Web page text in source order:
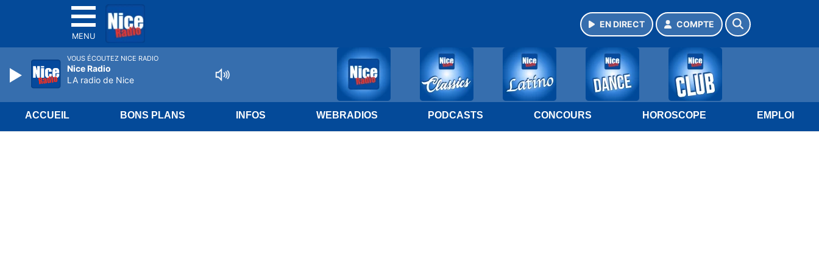
MENU
EN DIRECT COMPTE
ACCUEIL BONS PLANS INFOS WEBRADIOS PODCASTS CONCOURS HOROSCOPE EMPLOI
VOUS ÉCOUTEZ NICE RADIO
Nice Radio
LA radio de Nice